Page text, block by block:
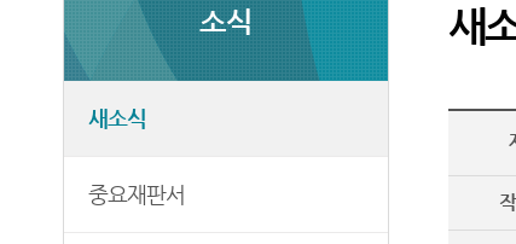
조직 및 전화번호
청사안내
중요재판서
보도자료
회생/파산(일반공고)
관리위원회 소개
법률상담안내
사회적약자 통합적 사법지원
자주묻는질문
판결서사본 제공신청
판결서 인터넷열람
부조리신고센터
정보공개
소식
새소식
중요재판서
새